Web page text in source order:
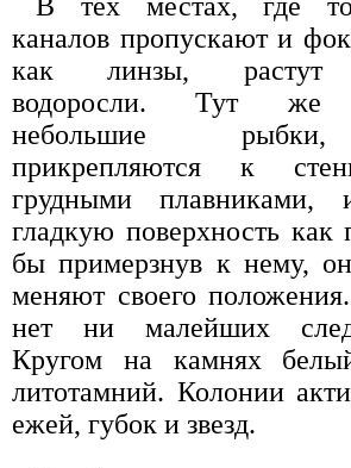
В тех местах, где
каналов пропускают и
как линзы, растут
водоросли. Тут же
небольшие
прикрепляются к
грудными плавниками,
гладкую поверхность как
бы примерзнув к нему,
меняют своего
нет ни малейших
Кругом на камнях
литотамний. Колонии
ежей, губок и звезд.